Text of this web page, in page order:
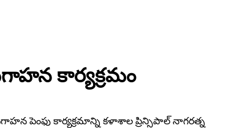
కార్యక్రమం
పెంఫు కార్యక్రమాన్ని కళాశాల ప్రిన్సిపాల్ నాగరత్న